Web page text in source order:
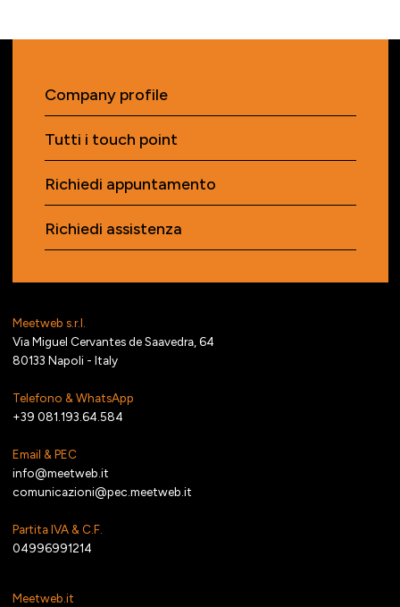
Meetweb s.r.l.
Via Miguel Cervantes de Saavedra, 64
80133 Napoli - Italy
Telefono & WhatsApp
+39 081.193.64.584
Email & PEC
info@meetweb.it
comunicazioni@pec.meetweb.it
Partita IVA & C.F.
04996991214
Meetweb.it
Company profile
Tutti i touch point
Richiedi appuntamento
Richiedi assistenza